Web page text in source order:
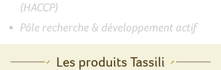
(HACCP)
Pôle recherche & développement actif
Les produits Tassili